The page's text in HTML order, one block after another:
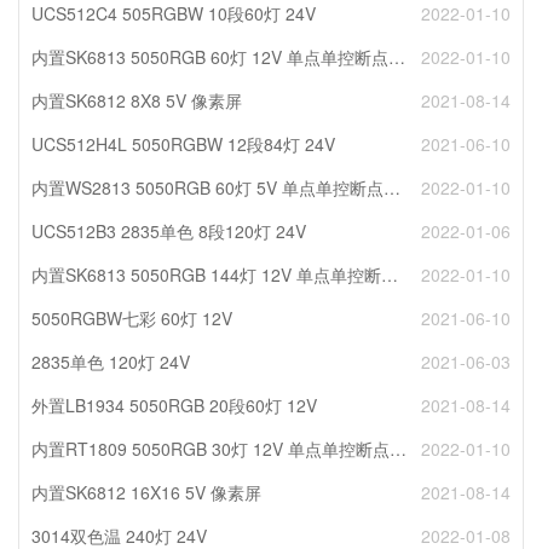
UCS512C4 505RGBW 10段60灯 24V
2022-01-10
内置SK6813 5050RGB 60灯 12V 单点单控断点续传
2022-01-10
内置SK6812 8X8 5V 像素屏
2021-08-14
UCS512H4L 5050RGBW 12段84灯 24V
2021-06-10
内置WS2813 5050RGB 60灯 5V 单点单控断点续传 黑板
2022-01-10
UCS512B3 2835单色 8段120灯 24V
2022-01-06
内置SK6813 5050RGB 144灯 12V 单点单控断点续传
2022-01-10
5050RGBW七彩 60灯 12V
2021-06-10
2835单色 120灯 24V
2021-06-03
外置LB1934 5050RGB 20段60灯 12V
2021-08-14
内置RT1809 5050RGB 30灯 12V 单点单控断点续传
2022-01-10
内置SK6812 16X16 5V 像素屏
2021-08-14
3014双色温 240灯 24V
2022-01-08